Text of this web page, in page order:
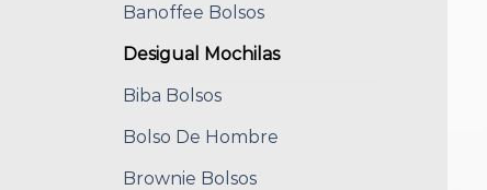
Banoffee Bolsos
Desigual Mochilas
Biba Bolsos
Bolso De Hombre
Brownie Bolsos